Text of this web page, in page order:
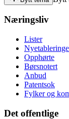
Næringsliv
Lister
Opphørte
Børsnotert
Anbud
Patentsok
Fylker og
Det offentlige